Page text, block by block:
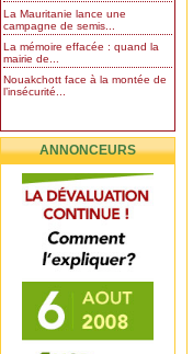
La Mauritanie lance une
campagne de semis...
La mémoire effacée : quand la
mairie de...
Nouakchott face à la montée de
l’insécurité...
ANNONCEURS